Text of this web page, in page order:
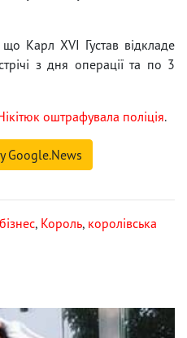
що Карл XVI Густав відкладе
з дня операції та по 3
оштрафувала поліція.
Google.News
, Король, королівська